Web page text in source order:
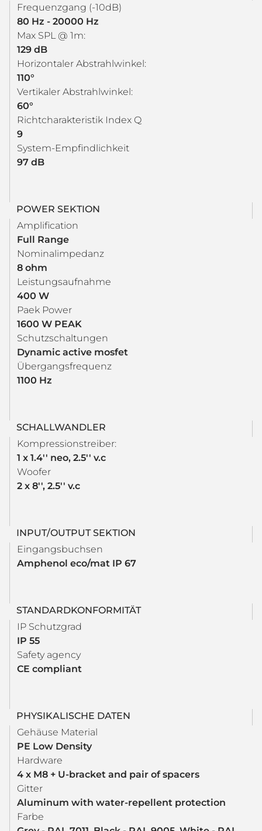
Frequenzgang (-10dB)
80 Hz - 20000 Hz
Max SPL @ 1m:
129 dB
Horizontaler Abstrahlwinkel:
110°
Vertikaler Abstrahlwinkel:
60°
Richtcharakteristik Index Q
9
System-Empfindlichkeit
97 dB
POWER SEKTION
Amplification
Full Range
Nominalimpedanz
8 ohm
Leistungsaufnahme
400 W
Paek Power
1600 W PEAK
Schutzschaltungen
Dynamic active mosfet
Übergangsfrequenz
1100 Hz
SCHALLWANDLER
Kompressionstreiber:
1 x 1.4'' neo, 2.5'' v.c
Woofer
2 x 8'', 2.5'' v.c
INPUT/OUTPUT SEKTION
Eingangsbuchsen
Amphenol eco/mat IP 67
STANDARDKONFORMITÄT
IP Schutzgrad
IP 55
Safety agency
CE compliant
PHYSIKALISCHE DATEN
Gehäuse Material
PE Low Density
Hardware
4 x M8 + U-bracket and pair of spacers
Gitter
Aluminum with water-repellent protection
Farbe